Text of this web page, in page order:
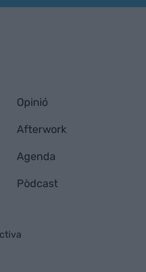
Opinió
Afterwork
Agenda
Pòdcast